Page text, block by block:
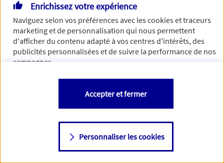
Si besoin, vous pouvez nous joindre via notre page de
contact.
> Nous contacter
Enrichissez votre expérience
Naviguez selon vos préférences avec lescookies et traceurs
marketing et de personnalisation qui nous permettent
d'afficher du contenu adapté à vos centres d'intérêts, des
publicités personnalisées et de suivre la performance de nos
campagnes.
Vous êtes libre de les accepter, de les refuser comme de
changer d'avis à tout moment en allant sur
Consulter notre politique decookies
Personnaliser les cookies
Accepter et fermer